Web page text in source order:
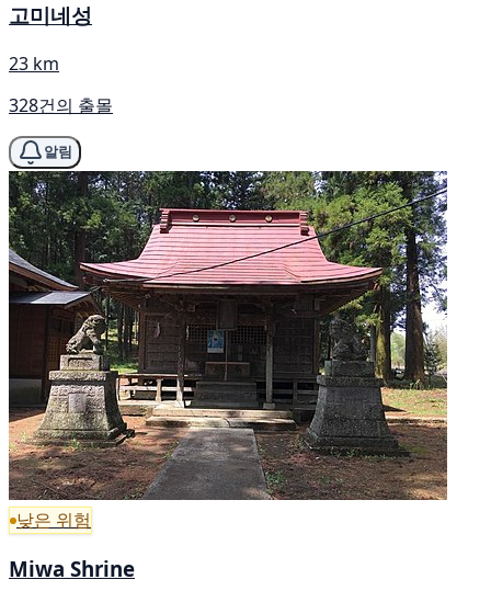
고미네성
23 km
328건의 출몰
알림
낮은 위험
Miwa Shrine